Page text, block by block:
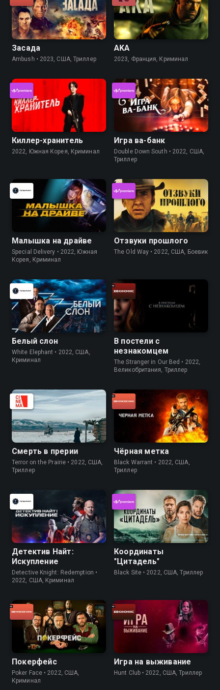
Засада
Ambush • 2023, США, Триллер
AKA
2023, Франция, Криминал
Киллер-хранитель
2022, Южная Корея, Криминал
Игра ва-банк
Double Down South • 2022, США,
Триллер
Малышка на драйве
Special Delivery • 2022, Южная
Корея, Криминал
Отзвуки прошлого
The Old Way • 2022, США, Боевик
Белый слон
White Elephant • 2022, США,
Криминал
В постели с
незнакомцем
The Stranger in Our Bed • 2022,
Великобритания, Триллер
Смерть в прерии
Terror on the Prairie • 2022, США,
Триллер
Чёрная метка
Black Warrant • 2022, США,
Триллер
Детектив Найт:
Искупление
Detective Knight: Redemption •
2022, США, Криминал
Координаты
"Цитадель"
Black Site • 2022, США, Триллер
Покерфейс
Poker Face • 2022, США,
Криминал
Игра на выживание
Hunt Club • 2022, США, Триллер